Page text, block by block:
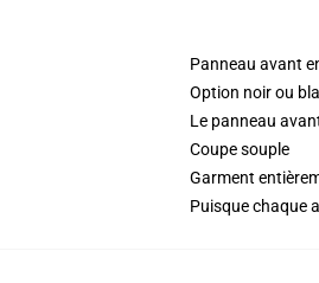
Panneau avant
Option noir ou
Le panneau
Coupe souple
Garment
Puisque chaque